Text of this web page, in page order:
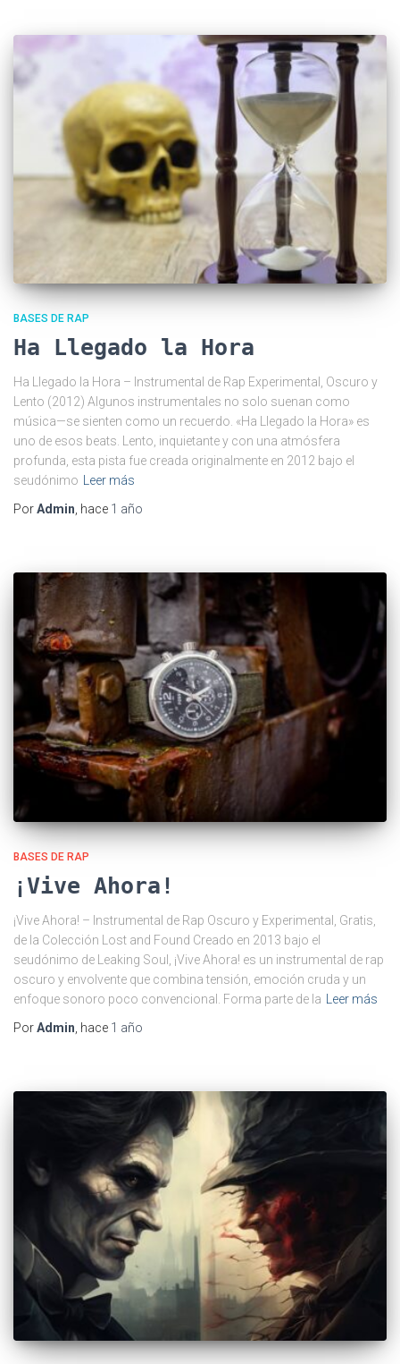
BASES DE RAP
Ha Llegado la Hora
Ha Llegado la Hora – Instrumental de Rap Experimental, Oscuro y
Lento (2012) Algunos instrumentales no solo suenan como
música—se sienten como un recuerdo. «Ha Llegado la Hora» es
uno de esos beats. Lento, inquietante y con una atmósfera
profunda, esta pista fue creada originalmente en 2012 bajo el
seudónimo Leer más
PorAdmin, hace 1 año
BASES DE RAP
¡Vive Ahora!
¡Vive Ahora! – Instrumental de Rap Oscuro y Experimental, Gratis,
de la Colección Lost and Found Creado en 2013 bajo el
seudónimo de Leaking Soul, ¡Vive Ahora! es un instrumental de rap
oscuro y envolvente que combina tensión, emoción cruda y un
enfoque sonoro poco convencional. Forma parte de la
Leer más
PorAdmin , hace 1 año